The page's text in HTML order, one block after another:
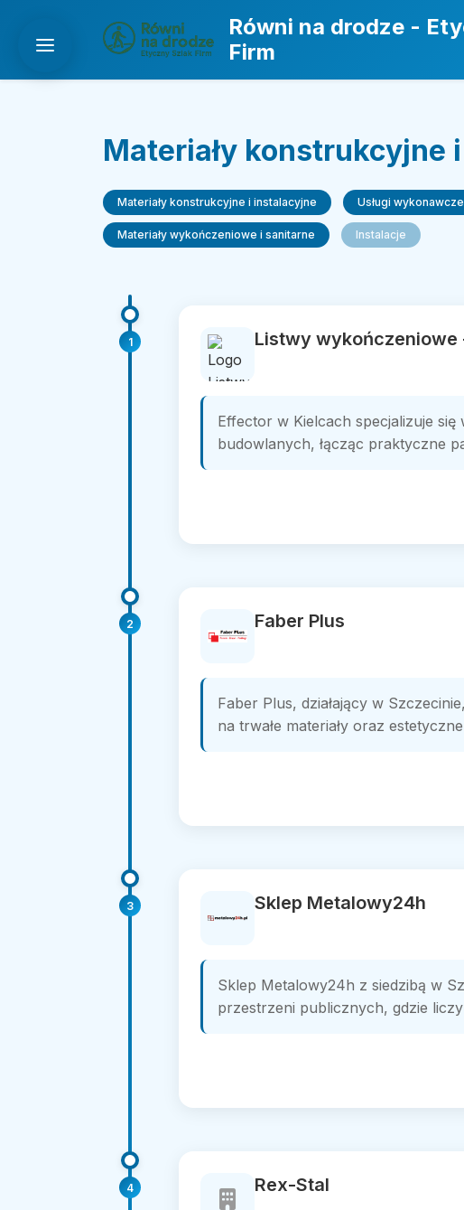
Równi na drodze -
Firm
Materiały konstrukcyjne
Materiały konstrukcyjne i instalacyjne Usługi
Materiały wykończeniowe i sanitarne Instalacje
1 Listwy wykończeniowe
Effector w Kielcach specjalizuje
budowlanych, łącząc praktyczne
2 Faber Plus
Faber Plus, działający w
na trwałe materiały oraz
3 Sklep Metalowy24h
Sklep Metalowy24h z siedzibą w
przestrzeni publicznych, gdzie
4 Rex-Stal